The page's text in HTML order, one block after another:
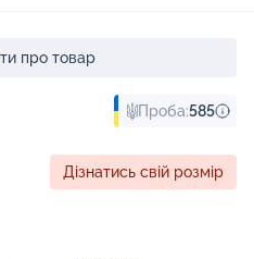
про товар
Проба:585
Дізнатись свій розмір